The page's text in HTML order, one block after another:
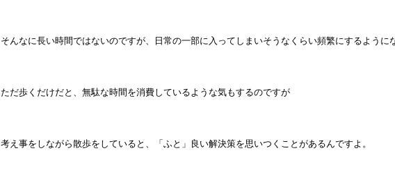
そんなに長い時間ではないのですが、日常の一部に入ってしまいそうなくらい頻繁にするように
ただ歩くだけだと、無駄な時間を消費しているような気もするのですが
考え事をしながら散歩をしていると、「ふと」良い解決策を思いつくことがあるんですよ。